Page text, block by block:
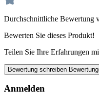
Durchschnittliche Bewertung
Bewerten Sie dieses Produkt!
Teilen Sie Ihre Erfahrungen
Bewertung schreiben
Anmelden